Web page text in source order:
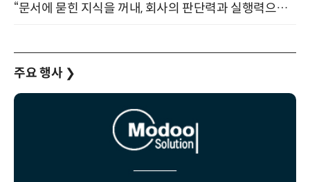
“문서에 묻힌 지식을 꺼내, 회사의 판단력과 실행력으로 바꾸다” (8/20)
주요 행사 ❯